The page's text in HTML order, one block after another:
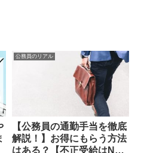
公務員のリアル
【公務員の通勤手当を徹底
解説！】お得にもらう方法
はある？【不正受給はNG